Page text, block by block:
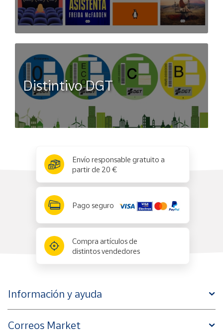
Distintivo DGT
Envío responsable gratuito a
partir de 20 €
Pago seguro
Compra artículos de
distintos vendedores
Información y ayuda
Correos Market